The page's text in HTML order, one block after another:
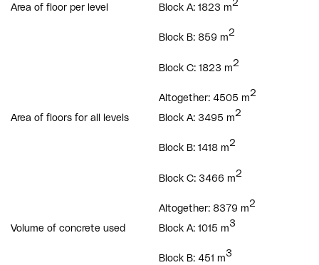
Area of floor per level Block A: 1823 m2
Block B: 859 m2
Block C: 1823 m2
Altogether: 4505 m2
Area of floors for all levels Block A: 3495 m2
Block B: 1418 m2
Block C: 3466 m2
Altogether: 8379 m2
Volume of concrete used Block A: 1015 m3
Block B: 451 m3